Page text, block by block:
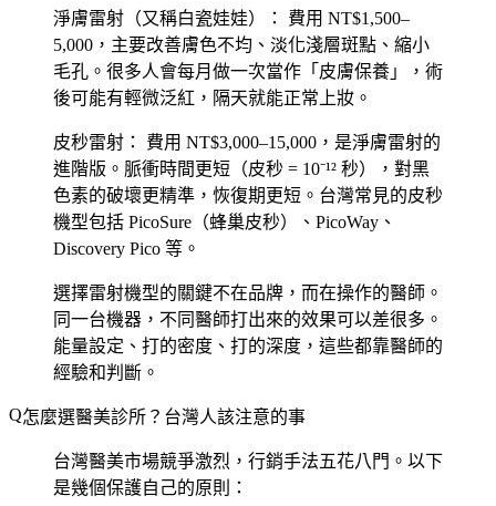
淨膚雷射（又稱白瓷娃娃）：
費用 NT$1,500–
5,000，主要改善膚色不均、淡化淺層斑點、縮小
毛孔。很多人會每月做一次當作「皮膚保養」，術
後可能有輕微泛紅，隔天就能正常上妝。
皮秒雷射：
費用 NT$3,000–15,000，是淨膚雷射的
進階版。脈衝時間更短（皮秒 = 10⁻¹² 秒），對黑
色素的破壞更精準，恢復期更短。台灣常見的皮秒
機型包括 PicoSure（蜂巢皮秒）、PicoWay、
Discovery Pico 等。
選擇雷射機型的關鍵不在品牌，而在操作的醫師。
同一台機器，不同醫師打出來的效果可以差很多。
能量設定、打的密度、打的深度，這些都靠醫師的
經驗和判斷。
怎麼選醫美診所？台灣人該注意的事
台灣醫美市場競爭激烈，行銷手法五花八門。以下
是幾個保護自己的原則：